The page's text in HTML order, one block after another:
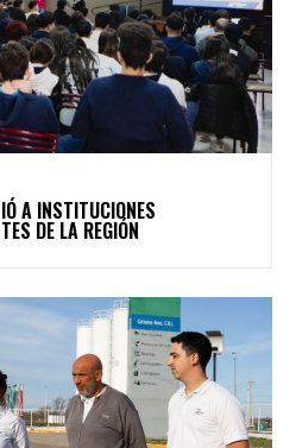
A INSTITUCIONES
DE LA REGIÓN